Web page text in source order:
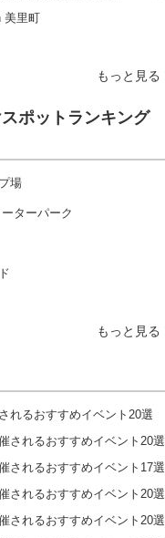
美里町
もっと見る
ポットランキング
場
ターパーク
もっと見る
れるおすすめイベント20選
されるおすすめイベント20選
されるおすすめイベント17選
されるおすすめイベント20選
されるおすすめイベント20選